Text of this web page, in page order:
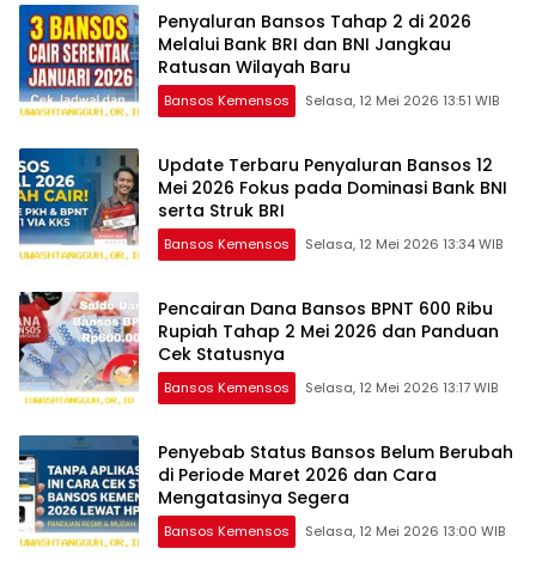
Penyaluran Bansos Tahap 2 di 2026
Melalui Bank BRI dan BNI Jangkau
Ratusan Wilayah Baru
Bansos Kemensos Selasa, 12 Mei 2026 13:51 WIB
Update Terbaru Penyaluran Bansos 12
Mei 2026 Fokus pada Dominasi Bank BNI
serta Struk BRI
Bansos Kemensos Selasa, 12 Mei 2026 13:34 WIB
Pencairan Dana Bansos BPNT 600 Ribu
Rupiah Tahap 2 Mei 2026 dan Panduan
Cek Statusnya
Bansos Kemensos Selasa, 12 Mei 2026 13:17 WIB
Penyebab Status Bansos Belum Berubah
di Periode Maret 2026 dan Cara
Mengatasinya Segera
Bansos Kemensos Selasa, 12 Mei 2026 13:00 WIB